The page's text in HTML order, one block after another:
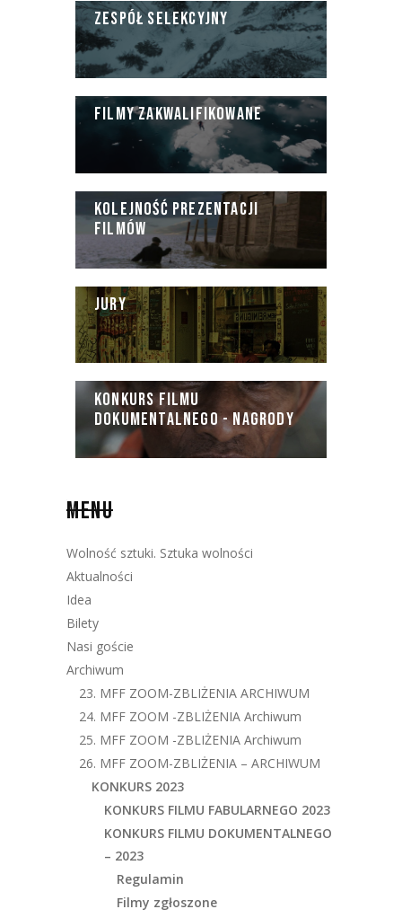
ZESPÓŁ SELEKCYJNY
FILMY ZAKWALIFIKOWANE
KOLEJNOŚĆ PREZENTACJI
FILMÓW
JURY
KONKURS FILMU
DOKUMENTALNEGO - NAGRODY
MENU
Wolność sztuki. Sztuka wolności
Aktualności
Idea
Bilety
Nasi goście
Archiwum
23. MFF ZOOM-ZBLIŻENIA ARCHIWUM
24. MFF ZOOM -ZBLIŻENIA Archiwum
25. MFF ZOOM -ZBLIŻENIA Archiwum
26. MFF ZOOM-ZBLIŻENIA – ARCHIWUM
KONKURS 2023
KONKURS FILMU FABULARNEGO 2023
KONKURS FILMU DOKUMENTALNEGO
– 2023
Regulamin
Filmy zgłoszone